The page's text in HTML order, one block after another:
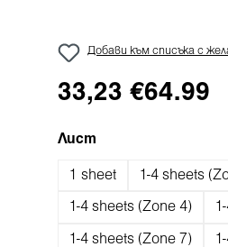
Добави към списъка с
33,23 €64.99
Избери
Лист
1 sheet 1-4 sheets
1-4 sheets (Zone 4)
1-4 sheets (Zone 7)